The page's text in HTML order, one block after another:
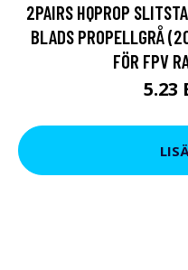
2PAIRS HQPROP
BLADS PROPELLGRÅ
FÖR FPV
5.23